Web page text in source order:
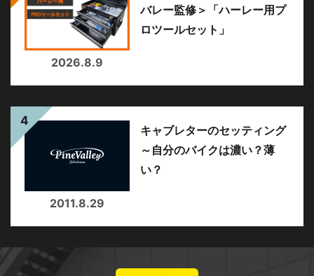
2026.8.9
バレー監修＞「ハーレー用プ
ロツールセット」
2011.8.29
キャブレターのセッティング
～自分のバイクは濃い？薄
い？